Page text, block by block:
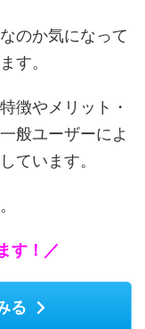
のか気になって
す。
徴やメリット・
般ユーザーによ
ています。
す！／
る